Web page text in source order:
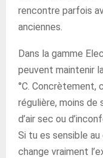
rencontre parfois
anciennes.
Dans la gamme
peuvent maintenir
°C. Concrètement,
régulière, moins
d’air sec ou
Si tu es sensible
change vraiment